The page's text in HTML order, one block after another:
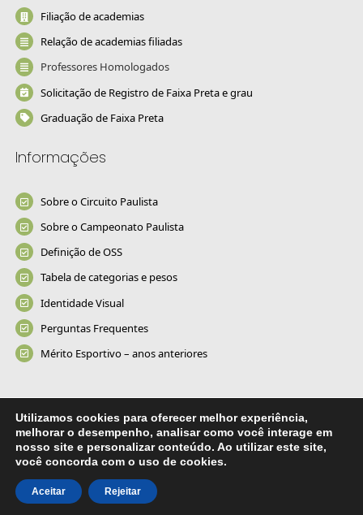
Filiação de academias
Relação de academias filiadas
Professores Homologados
Solicitação de Registro de Faixa Preta e grau
Graduação de Faixa Preta
Informações
Sobre o Circuito Paulista
Sobre o Campeonato Paulista
Definição de OSS
Tabela de categorias e pesos
Identidade Visual
Perguntas Frequentes
Mérito Esportivo – anos anteriores
Contato: (11) 3031.0304 | E-mail: fpjj@fpjj.com.br - Copyright 2026 -
FPJJ - Todos os direitos reservados. Desde 1995
Utilizamos cookies para oferecer melhor experiência,
melhorar o desempenho, analisar como você interage em
nosso site e personalizar conteúdo. Ao utilizar este site,
você concorda com o uso de cookies.
Aceitar Rejeitar